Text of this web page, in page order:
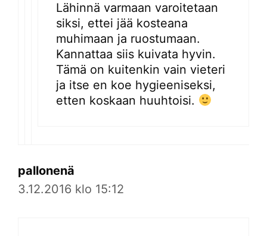
Lähinnä varmaan varoitetaan
siksi, ettei jää kosteana
muhimaan ja ruostumaan.
Kannattaa siis kuivata hyvin.
Tämä on kuitenkin vain vieteri
ja itse en koe hygieeniseksi,
etten koskaan huuhtoisi.
pallonenä
3.12.2016 klo 15:12